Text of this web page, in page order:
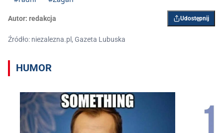
Autor: redakcja Udostępnij
Źródło: niezalezna.pl, Gazeta Lubuska
HUMOR